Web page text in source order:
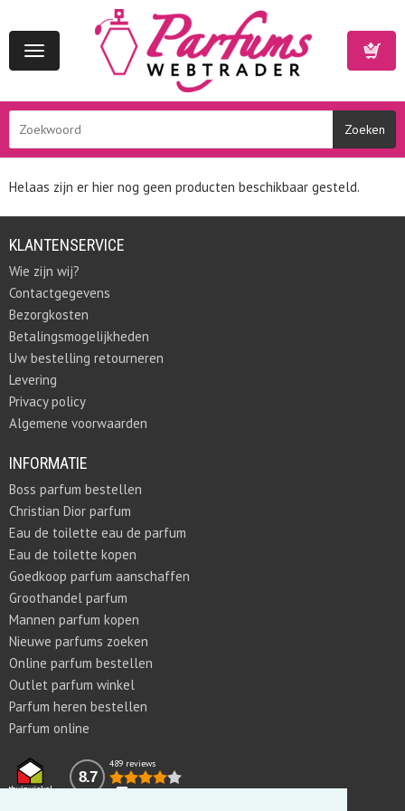
Toggle
navigation
Helaas zijn er hier nog geen producten beschikbaar gesteld.
KLANTENSERVICE
Wie zijn wij?
Contactgegevens
Bezorgkosten
Betalingsmogelijkheden
Uw bestelling retourneren
Levering
Privacy policy
Algemene voorwaarden
INFORMATIE
Boss parfum bestellen
Christian Dior parfum
Eau de toilette eau de parfum
Eau de toilette kopen
Goedkoop parfum aanschaffen
Groothandel parfum
Mannen parfum kopen
Nieuwe parfums zoeken
Online parfum bestellen
Outlet parfum winkel
Parfum heren bestellen
Parfum online
8.7
489 reviews